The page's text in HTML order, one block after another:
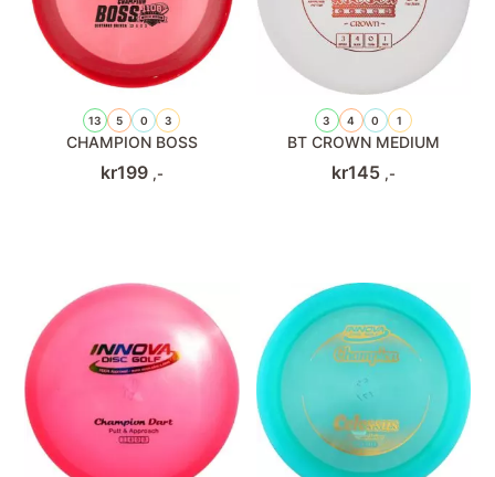
13 5 0 3
CHAMPION BOSS
kr199 ,-
3 4 0 1
BT CROWN MEDIUM
kr145 ,-